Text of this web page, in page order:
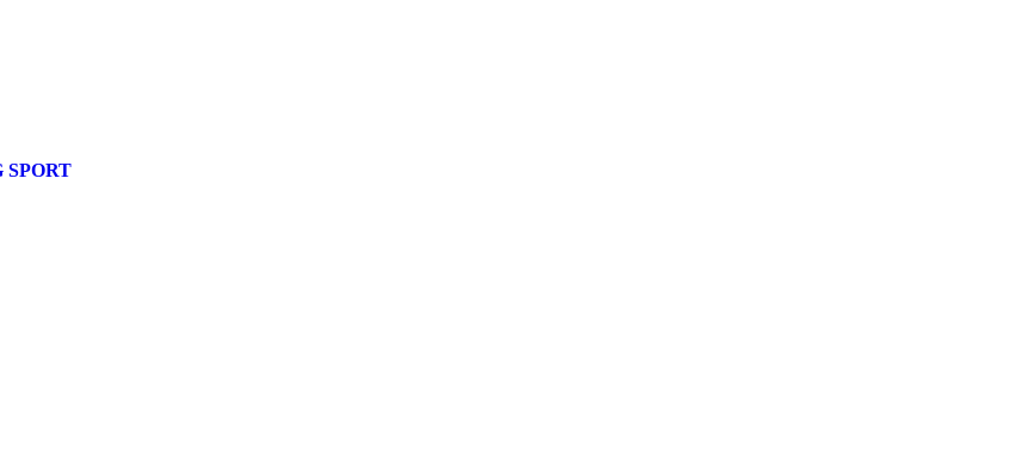
SPORT